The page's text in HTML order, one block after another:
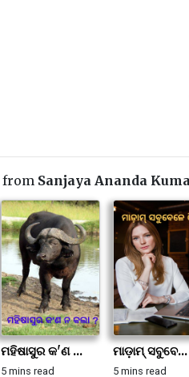
from Sanjaya Ananda
ମହିଷାସୁର କ'ଣ ...
5 mins read
ମାଡ଼ାମ୍ ସବୁବେ...
5 mins read